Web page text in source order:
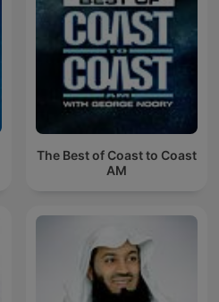
The Best of Coast to Coast
AM